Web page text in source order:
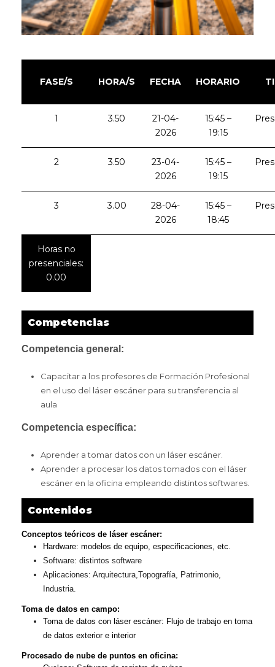
FASE/S HORA/S FECHA HORARIO
1 3.50
21-04-
2026
15:45 –
19:15
2 3.50
23-04-
2026
15:45 –
19:15
3 3.00
28-04-
2026
15:45 –
18:45
Horas no
presenciales:
0.00
Competencias
Competencia general:
Capacitar a los profesores de Formación Profesional
en el uso del láser escáner para su transferencia al
aula
Competencia específica:
Aprender a tomar datos con un láser escáner.
Aprender a procesar los datos tomados con el láser
escáner en la oficina empleando distintos softwares.
Contenidos
Conceptos teóricos de láser escáner:
Hardware: modelos de equipo, especificaciones, etc.
Software: distintos software
Aplicaciones: Arquitectura,Topografía, Patrimonio,
Industria.
Toma de datos en campo:
Toma de datos con láser escáner: Flujo de trabajo en toma
de datos exterior e interior
Procesado de nube de puntos en oficina: